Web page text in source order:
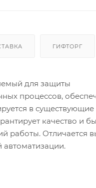
ГИФТОРГ
для защиты
процессов,
в существующие
качество и
работы. Отличается
автоматизации.